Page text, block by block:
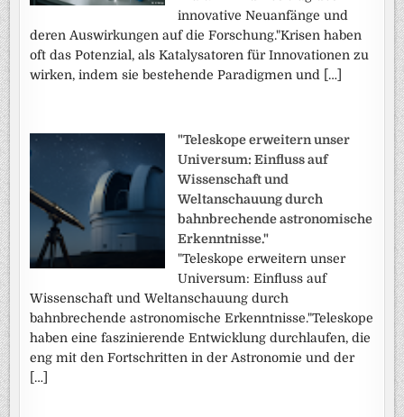
innovative Neuanfänge und
deren Auswirkungen auf die Forschung."Krisen haben
oft das Potenzial, als Katalysatoren für Innovationen zu
wirken, indem sie bestehende Paradigmen und […]
"Teleskope erweitern unser
Universum: Einfluss auf
Wissenschaft und
Weltanschauung durch
bahnbrechende astronomische
Erkenntnisse."
"Teleskope erweitern unser
Universum: Einfluss auf
Wissenschaft und Weltanschauung durch
bahnbrechende astronomische Erkenntnisse."Teleskope
haben eine faszinierende Entwicklung durchlaufen, die
eng mit den Fortschritten in der Astronomie und der
[…]